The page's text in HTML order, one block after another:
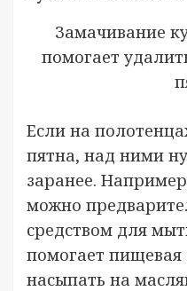
Замачивание
помогает
Если на
пятна, над ними
заранее.
можно
средством для
помогает пищевая
насыпать на